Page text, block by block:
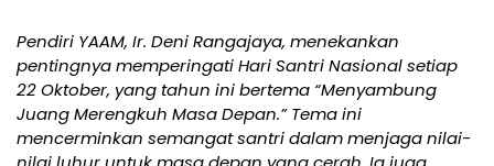
Pendiri YAAM, Ir. Deni Rangajaya, menekankan
pentingnya memperingati Hari Santri Nasional setiap
22 Oktober, yang tahun ini bertema “Menyambung
Juang Merengkuh Masa Depan.” Tema ini
mencerminkan semangat santri dalam menjaga nilai-